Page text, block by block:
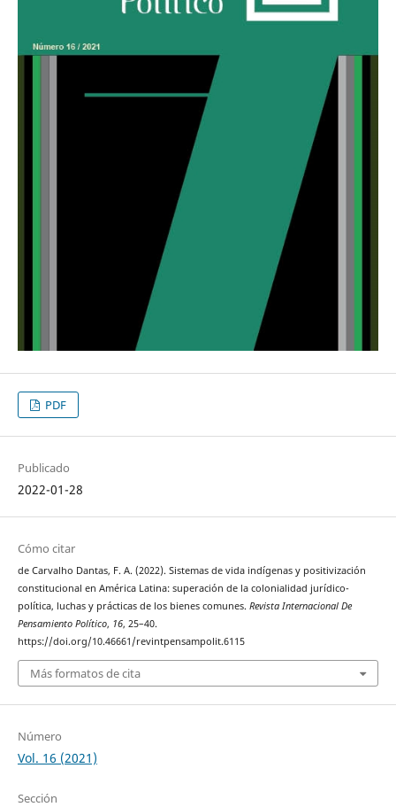
PDF
Publicado
2022-01-28
Cómo citar
de Carvalho Dantas, F. A. (2022). Sistemas de vida indígenas y positivización
constitucional en América Latina: superación de la colonialidad jurídico-
política, luchas y prácticas de los bienes comunes. Revista Internacional De
Pensamiento Político, 16, 25–40.
https://doi.org/10.46661/revintpensampolit.6115
Más formatos de cita
Número
Vol. 16 (2021)
Sección